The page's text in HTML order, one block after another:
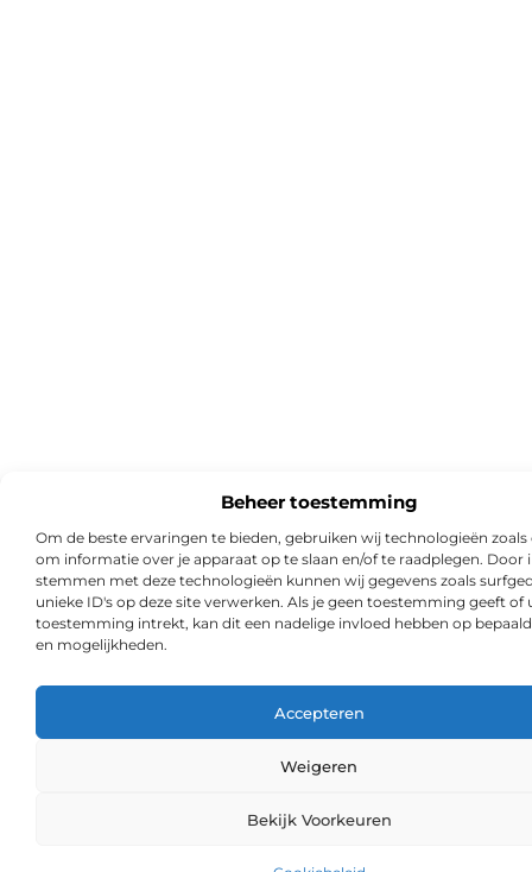
Beheer toestemming
Om de beste ervaringen te bieden, gebruiken wij technologieën zoals
om informatie over je apparaat op te slaan en/of te raadplegen. Door
stemmen met deze technologieën kunnen wij gegevens zoals
unieke ID's op deze site verwerken. Als je geen toestemming geeft of
toestemming intrekt, kan dit een nadelige invloed hebben op
en mogelijkheden.
Accepteren
Weigeren
Bekijk Voorkeuren